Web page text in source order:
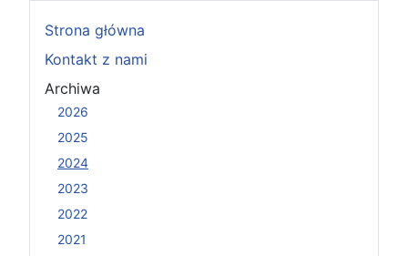
Strona główna
Kontakt z nami
Archiwa
2026
2025
2024
2023
2022
2021